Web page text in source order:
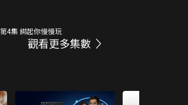
第4集 綁起你慢慢玩
觀看更多集數